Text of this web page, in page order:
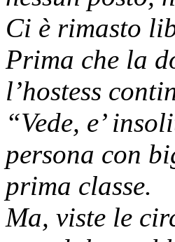
Ci è rimasto
Prima che la
l’hostess
“Vede, e’
persona con
prima classe.
Ma, viste le